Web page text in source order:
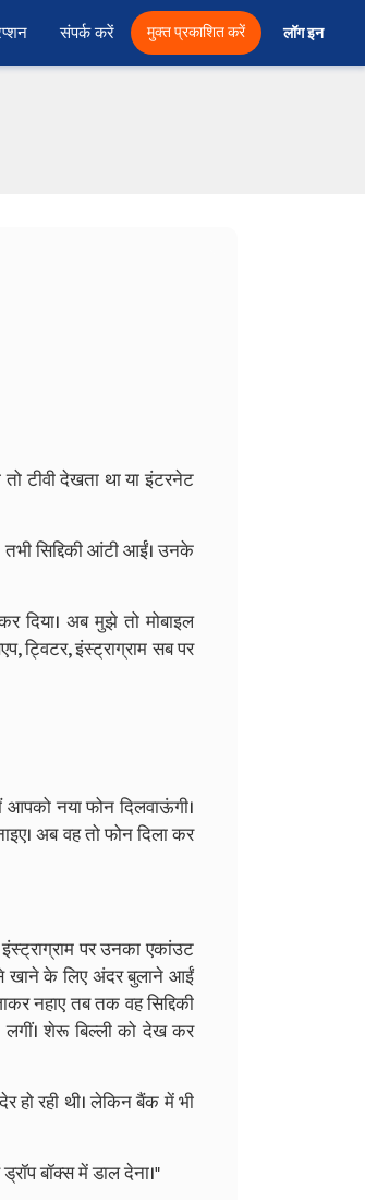
संपर्क करें मुक्त प्रकाशित करें लॉग इन
टीवी देखता था या इंटरनेट
तभी सिद्दिकी आंटी आईं। उनके
दिया। अब मुझे तो मोबाइल
ट्विटर, इंस्ट्राग्राम सब पर
नया फोन दिलवाऊंगी।
अब वह तो फोन दिला कर
पर उनका एकांउट
खाने के लिए अंदर बुलाने आईं
नहाए तब तक वह सिद्दिकी
शेरू बिल्ली को देख कर
हो रही थी। लेकिन बैंक में भी
बॉक्स में डाल देना।"